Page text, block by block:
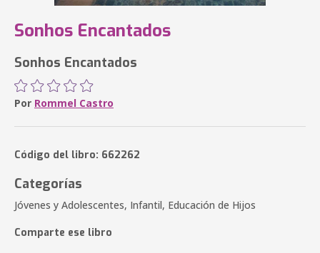
Sonhos Encantados
Sonhos Encantados
Por Rommel Castro
Código del libro: 662262
Categorías
Jóvenes y Adolescentes, Infantil, Educación de Hijos
Comparte ese libro